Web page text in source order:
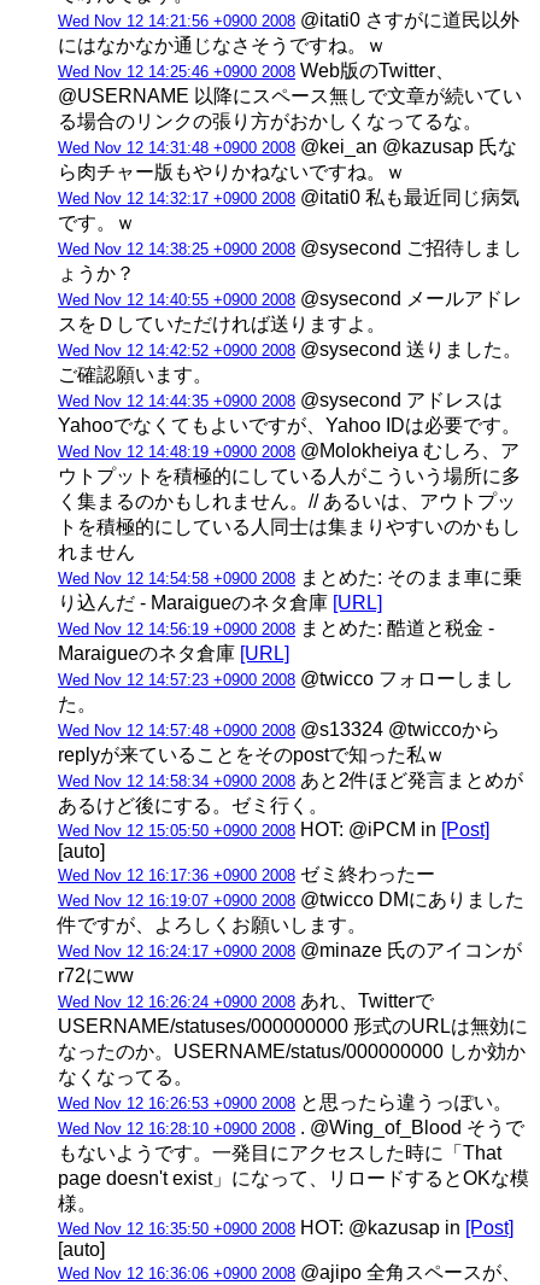
Wed Nov 12 14:21:56 +0900 2008 @itati0 さすがに道民以外
にはなかなか通じなさそうですね。ｗ
Wed Nov 12 14:25:46 +0900 2008 Web版のTwitter、
@USERNAME 以降にスペース無しで文章が続いてい
る場合のリンクの張り方がおかしくなってるな。
Wed Nov 12 14:31:48 +0900 2008 @kei_an @kazusap 氏な
ら肉チャー版もやりかねないですね。ｗ
Wed Nov 12 14:32:17 +0900 2008 @itati0 私も最近同じ病気
です。ｗ
Wed Nov 12 14:38:25 +0900 2008 @sysecond ご招待しまし
ょうか？
Wed Nov 12 14:40:55 +0900 2008 @sysecond メールアドレ
スをＤしていただければ送りますよ。
Wed Nov 12 14:42:52 +0900 2008 @sysecond 送りました。
ご確認願います。
Wed Nov 12 14:44:35 +0900 2008 @sysecond アドレスは
Yahooでなくてもよいですが、Yahoo IDは必要です。
Wed Nov 12 14:48:19 +0900 2008 @Molokheiya むしろ、ア
ウトプットを積極的にしている人がこういう場所に多
く集まるのかもしれません。// あるいは、アウトプッ
トを積極的にしている人同士は集まりやすいのかもし
れません
Wed Nov 12 14:54:58 +0900 2008 まとめた: そのまま車に乗
り込んだ - Maraigueのネタ倉庫 [URL]
Wed Nov 12 14:56:19 +0900 2008 まとめた: 酷道と税金 -
Maraigueのネタ倉庫 [URL]
Wed Nov 12 14:57:23 +0900 2008 @twicco フォローしまし
た。
Wed Nov 12 14:57:48 +0900 2008 @s13324 @twiccoから
replyが来ていることをそのpostで知った私ｗ
Wed Nov 12 14:58:34 +0900 2008 あと2件ほど発言まとめが
あるけど後にする。ゼミ行く。
Wed Nov 12 15:05:50 +0900 2008 HOT: @iPCM in [Post]
[auto]
Wed Nov 12 16:17:36 +0900 2008 ゼミ終わったー
Wed Nov 12 16:19:07 +0900 2008 @twicco DMにありました
件ですが、よろしくお願いします。
Wed Nov 12 16:24:17 +0900 2008 @minaze 氏のアイコンが
r72にww
Wed Nov 12 16:26:24 +0900 2008 あれ、Twitterで
USERNAME/statuses/000000000 形式のURLは無効に
なったのか。USERNAME/status/000000000 しか効か
なくなってる。
Wed Nov 12 16:26:53 +0900 2008 と思ったら違うっぽい。
Wed Nov 12 16:28:10 +0900 2008 . @Wing_of_Blood そうで
もないようです。一発目にアクセスした時に「That
page doesn't exist」になって、リロードするとOKな模
様。
Wed Nov 12 16:35:50 +0900 2008 HOT: @kazusap in [Post]
[auto]
Wed Nov 12 16:36:06 +0900 2008 @ajipo 全角スペースが、